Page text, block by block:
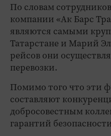
По словам
компании «Ак Барс
являются самыми
Татарстане и Марий
рейсов они
перевозки.
Помимо того что эти
составляют
добросовестным
гарантий